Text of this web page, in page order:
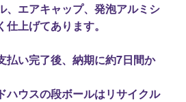
、エアキャップ、発泡アルミシ
上げてあります。
払い完了後、納期に約7日間か
ハウスの段ボールはリサイクル